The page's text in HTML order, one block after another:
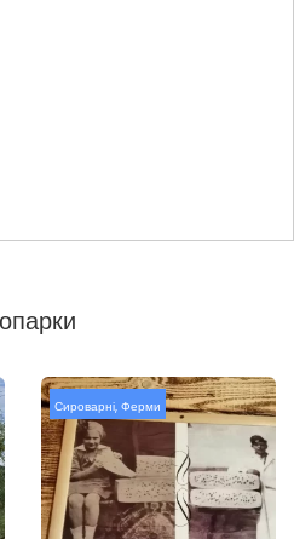
Сироварні, Ферми